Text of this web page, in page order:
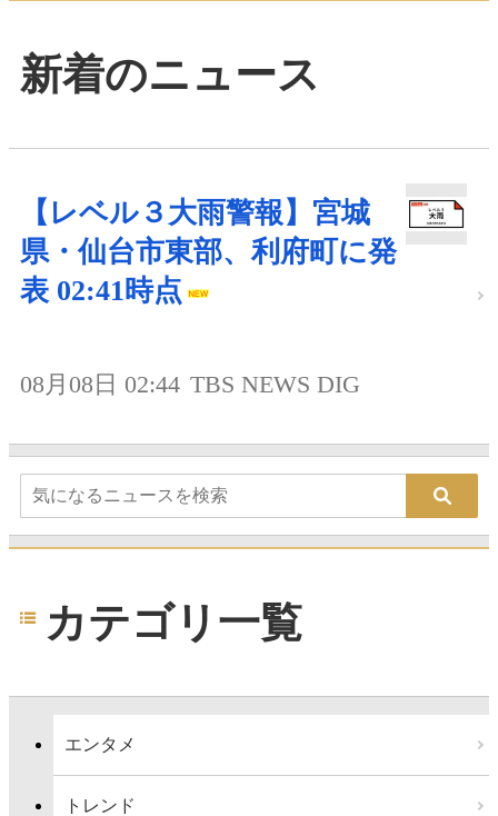
新着のニュース
【レベル３大雨警報】宮城
県・仙台市東部、利府町に発
表 02:41時点
08月08日 02:44 TBS NEWS DIG
カテゴリ一覧
エンタメ
トレンド